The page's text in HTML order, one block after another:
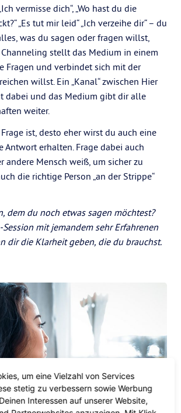
vermisse dich“, „Wo hast du die
„Es tut mir leid“ „Ich verzeihe dir“ – du
was du sagen oder fragen willst,
stellt das Medium in einem
Fragen und verbindet sich mit der
willst. Ein „Kanal“ zwischen Hier
dabei und das Medium gibt dir alle
weiter.
ist, desto eher wirst du auch eine
erhalten. Frage dabei auch
andere Mensch weiß, um sicher zu
die richtige Person „an der Strippe“
dem du noch etwas sagen möchtest?
mit jemandem sehr Erfahrenen
dir die Klarheit geben, die du brauchst.
um eine Vielzahl von Services
stetig zu verbessern sowie Werbung
Interessen auf unserer Website,